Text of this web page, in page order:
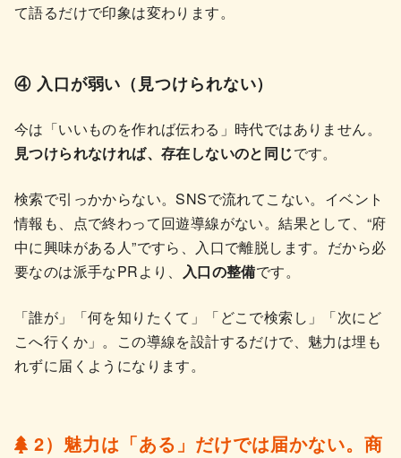
て語るだけで印象は変わります。
④ 入口が弱い（見つけられない）
今は「いいものを作れば伝わる」時代ではありません。
見つけられなければ、存在しないのと同じです。
検索で引っかからない。SNSで流れてこない。イベント
情報も、点で終わって回遊導線がない。結果として、“府
中に興味がある人”ですら、入口で離脱します。だから必
要なのは派手なPRより、 入口の整備です。
「誰が」「何を知りたくて」「どこで検索し」「次にど
こへ行くか」。この導線を設計するだけで、魅力は埋も
れずに届くようになります。
2）魅力は「ある」だけでは届かない。商